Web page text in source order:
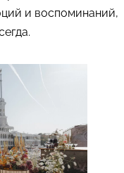
и воспоминаний,